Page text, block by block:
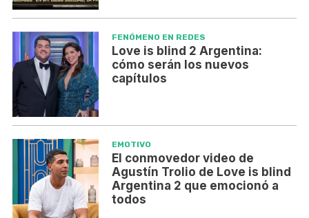
FENÓMENO EN REDES
Love is blind 2 Argentina:
cómo serán los nuevos
capítulos
EMOTIVO
El conmovedor video de
Agustín Trolio de Love is blind
Argentina 2 que emocionó a
todos